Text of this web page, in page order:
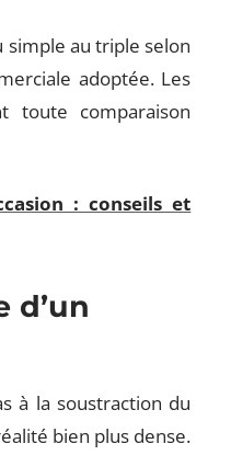
simple au triple selon
adoptée. Les
toute comparaison
: conseils et
d’un
à la soustraction du
bien plus dense.